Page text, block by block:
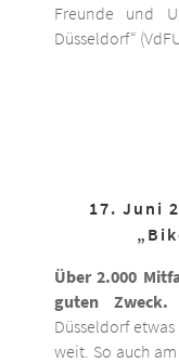
Freunde und
Düsseldorf“
17. Juni
Über 2.000
guten Zweck.
Düsseldorf
weit. So auch